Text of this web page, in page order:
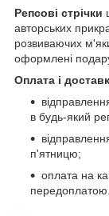
Репсові стрічки
авторських
розвиваючих
оформлені
Оплата і
в будь-який
п'ятницю;
оплата на
передоплатою.